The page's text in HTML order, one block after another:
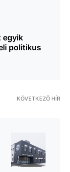
egyik
politikus
KÖVETKEZŐ HÍR